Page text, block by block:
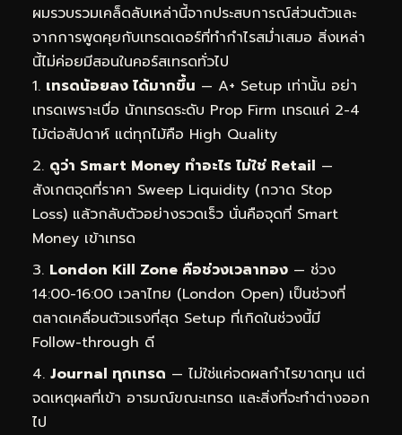
ผมรวบรวมเคล็ดลับเหล่านี้จากประสบการณ์ส่วนตัวและ
จากการพูดคุยกับเทรดเดอร์ที่ทำกำไรสม่ำเสมอ สิ่งเหล่า
นี้ไม่ค่อยมีสอนในคอร์สเทรดทั่วไป
เทรดน้อยลง ได้มากขึ้น — A+ Setup เท่านั้น อย่า
เทรดเพราะเบื่อ นักเทรดระดับ Prop Firm เทรดแค่ 2-4
ไม้ต่อสัปดาห์ แต่ทุกไม้คือ High Quality
ดูว่า Smart Money ทำอะไร ไม่ใช่ Retail —
สังเกตจุดที่ราคา Sweep Liquidity (กวาด Stop
Loss) แล้วกลับตัวอย่างรวดเร็ว นั่นคือจุดที่ Smart
Money เข้าเทรด
London Kill Zone คือช่วงเวลาทอง — ช่วง
14:00-16:00 เวลาไทย (London Open) เป็นช่วงที่
ตลาดเคลื่อนตัวแรงที่สุด Setup ที่เกิดในช่วงนี้มี
Follow-through ดี
Journal ทุกเทรด — ไม่ใช่แค่จดผลกำไรขาดทุน แต่
จดเหตุผลที่เข้า อารมณ์ขณะเทรด และสิ่งที่จะทำต่างออก
ไป